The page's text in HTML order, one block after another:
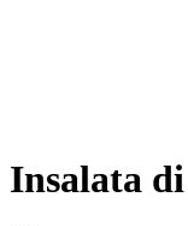
Insalata